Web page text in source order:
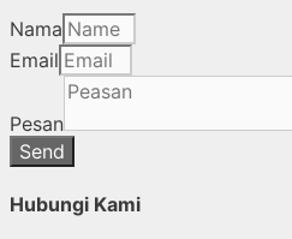
Nama
Email
Pesan
Send
Hubungi Kami